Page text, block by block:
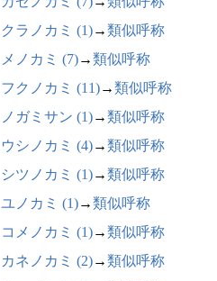
クラノカミ (1)→類似呼称
メノカミ (7)→類似呼称
フクノカミ (11)→類似呼称
ノガミサン (1)→類似呼称
ウシノカミ (4)→類似呼称
シツノカミ (1)→類似呼称
ユノカミ (1)→類似呼称
コメノカミ (1)→類似呼称
カネノカミ (2)→類似呼称